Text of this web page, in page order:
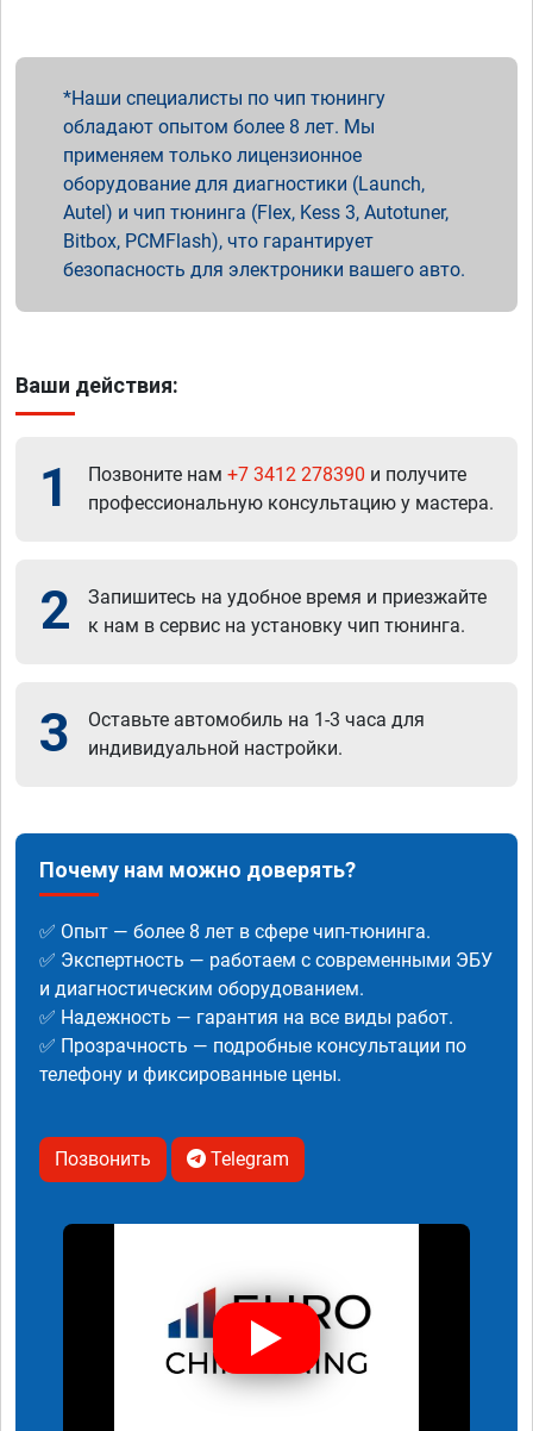
Наши специалисты по чип тюнингу
обладают опытом более 8 лет. Мы
применяем только лицензионное
оборудование для диагностики (Launch,
Autel) и чип тюнинга (Flex, Kess 3, Autotuner,
Bitbox, PCMFlash), что гарантирует
безопасность для электроники вашего авто.
Ваши действия:
1 Позвоните нам +7 3412 278390 и получите
профессиональную консультацию у мастера.
2
Запишитесь на удобное время и приезжайте
к нам в сервис на установку чип тюнинга.
3
Оставьте автомобиль на 1-3 часа для
индивидуальной настройки.
Почему нам можно доверять?
✅ Опыт — более 8 лет в сфере чип-тюнинга.
✅ Экспертность — работаем с современными ЭБУ
и диагностическим оборудованием.
✅ Надежность — гарантия на все виды работ.
✅ Прозрачность — подробные консультации по
телефону и фиксированные цены.
Позвонить Telegram